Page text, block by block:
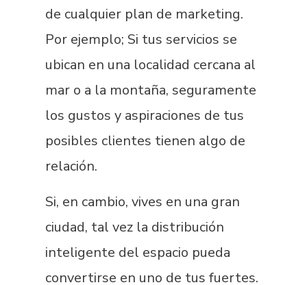
de cualquier plan de marketing.
Por ejemplo; Si tus servicios se
ubican en una localidad cercana al
mar o a la montaña, seguramente
los gustos y aspiraciones de tus
posibles clientes tienen algo de
relación.
Si, en cambio, vives en una gran
ciudad, tal vez la distribución
inteligente del espacio pueda
convertirse en uno de tus fuertes.